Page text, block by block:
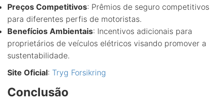
Preços Competitivos: Prêmios de seguro competitivos
para diferentes perfis de motoristas.
Benefícios Ambientais: Incentivos adicionais para
proprietários de veículos elétricos visando promover a
sustentabilidade.
Site Oficial: Tryg Forsikring
Conclusão